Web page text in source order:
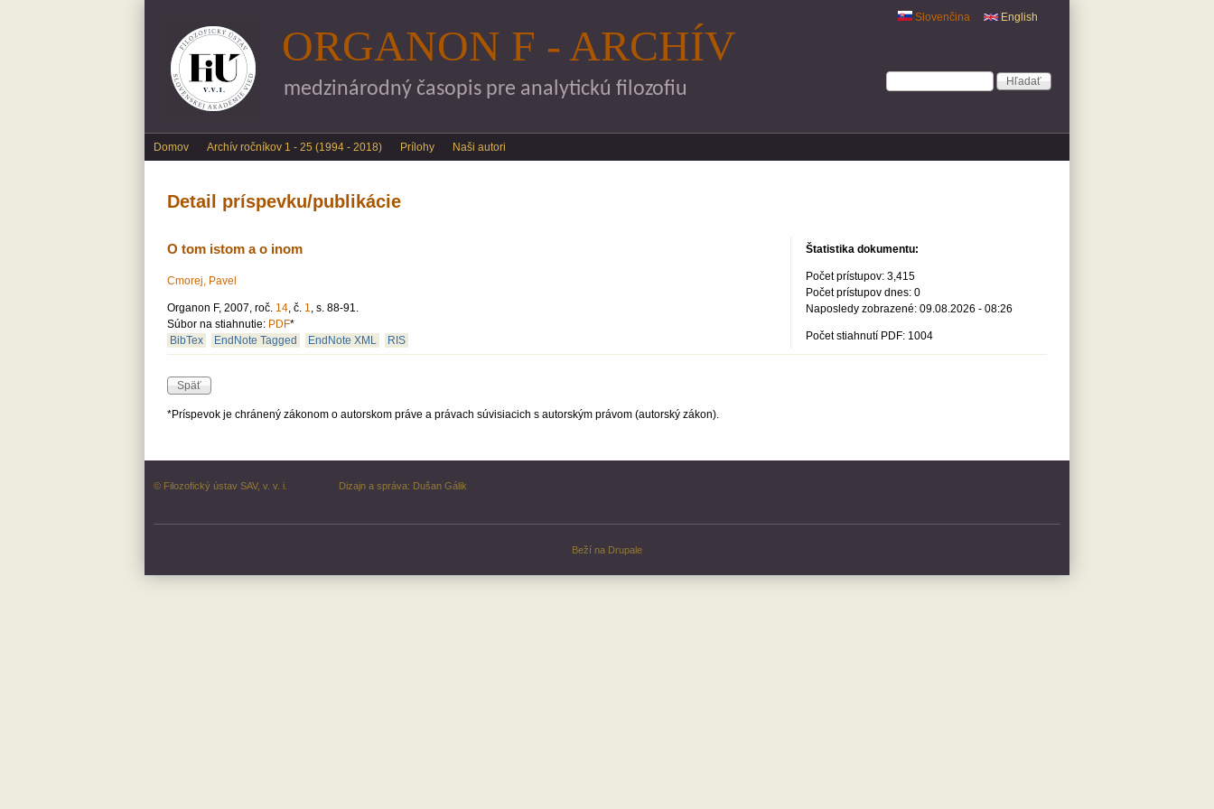
English
Slovenčina
Vyhľadávanie
Hľadať
ORGANON F - ARCHÍV
medzinárodný časopis pre analytickú filozofiu
Main menu
Domov Archív ročníkov 1 - 25 (1994 - 2018) Prílohy Naši autori
Detail príspevku/publikácie
O tom istom a o inom
Cmorej, Pavel
Organon F, 2007, roč. 14, č. 1, s. 88-91.
Súbor na stiahnutie: PDF*
BibTex
EndNote Tagged EndNote XML RIS
Štatistika dokumentu:
Počet prístupov: 3,415
Počet prístupov dnes: 0
Naposledy zobrazené: 09.08.2026 - 08:26
Počet stiahnutí PDF: 1004
*Príspevok je chránený zákonom o autorskom práve a právach súvisiacich s autorským právom (autorský zákon).
© Filozofický ústav SAV, v. v. i. Dizajn a správa: Dušan Gálik
Beží na Drupale